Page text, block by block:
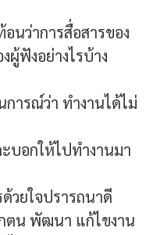
นว่าการสื่อสารของ
ผู้ฟังอย่างไรบ้าง
ารณ์ว่า ทำงานได้ไม่
บอกให้ไปทำงานมา
วยใจปรารถนาดี
ตน พัฒนา แก้ไขงาน